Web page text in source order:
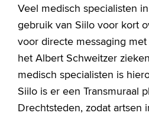
Veel medisch specialisten
gebruik van Siilo voor kort
voor directe messaging
het Albert Schweitzer
medisch specialisten is
Siilo is er een Transmuraal
Drechtsteden, zodat artsen